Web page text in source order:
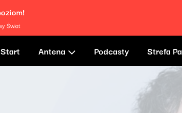
Świat
Start Antena Podcasty Strefa